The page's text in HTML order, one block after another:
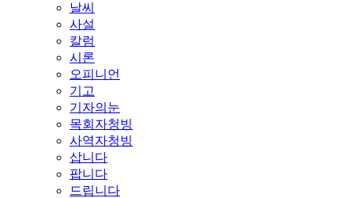
날씨
사설
칼럼
시론
오피니언
기고
기자의눈
목회자청빙
사역자청빙
삽니다
팝니다
드립니다